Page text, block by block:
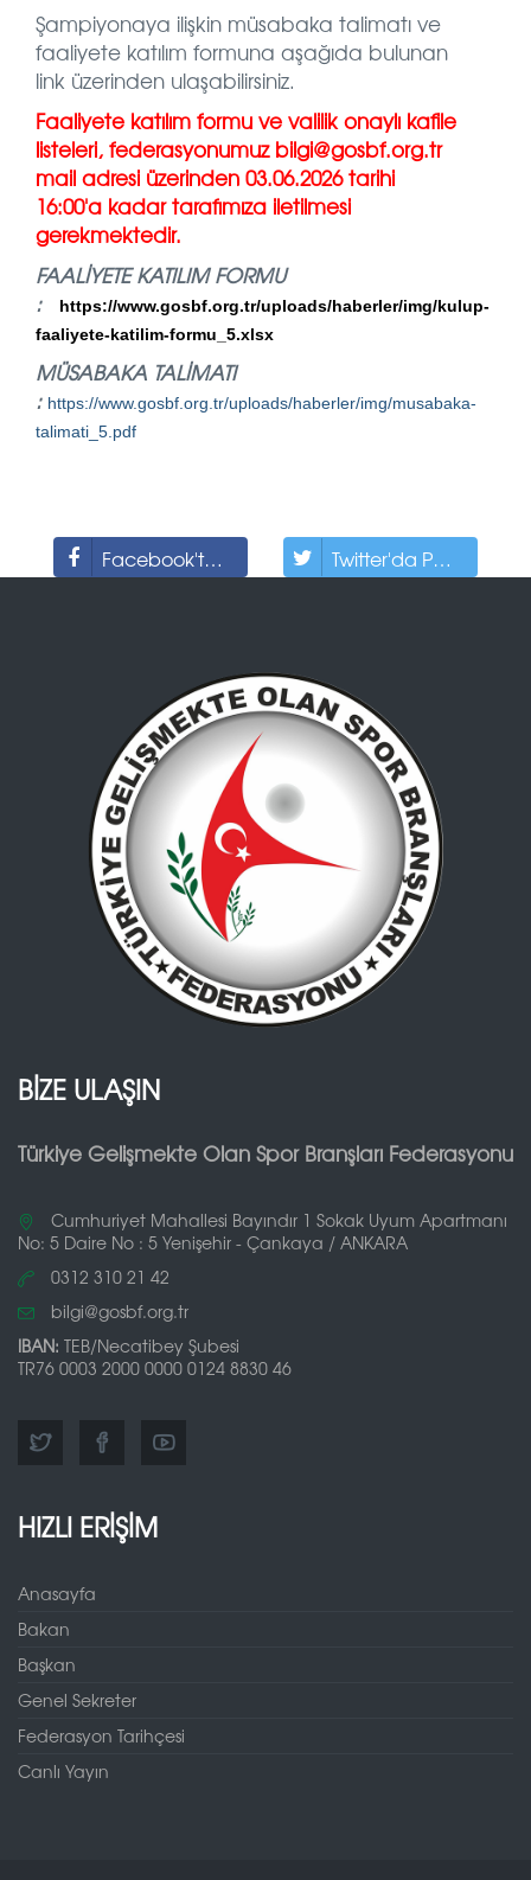
Şampiyonaya ilişkin müsabaka talimatı ve
faaliyete katılım formuna aşağıda bulunan
link üzerinden ulaşabilirsiniz.
Faaliyete katılım formu ve valilik onaylı kafile
listeleri, federasyonumuz bilgi@gosbf.org.tr
mail adresi üzerinden 03.06.2026 tarihi
16:00'a kadartarafımıza iletilmesi
gerekmektedir.
FAALİYETE KATILIM FORMU
:
https://www.gosbf.org.tr/uploads/haberler/img/kulup-
faaliyete-katilim-formu_5.xlsx
MÜSABAKA TALİMATI
: https://www.gosbf.org.tr/uploads/haberler/img/musabaka-
talimati_5.pdf
Facebook'ta Paylaş Twitter'da Paylaş
BİZE ULAŞIN
Türkiye Gelişmekte Olan Spor Branşları Federasyonu
Cumhuriyet Mahallesi Bayındır 1 Sokak Uyum Apartmanı
No: 5 Daire No : 5 Yenişehir - Çankaya / ANKARA
0312 310 21 42
bilgi@gosbf.org.tr
IBAN: TEB/Necatibey Şubesi
TR76 0003 2000 0000 0124 8830 46
HIZLI ERİŞİM
Anasayfa
Bakan
Başkan
Genel Sekreter
Federasyon Tarihçesi
Canlı Yayın